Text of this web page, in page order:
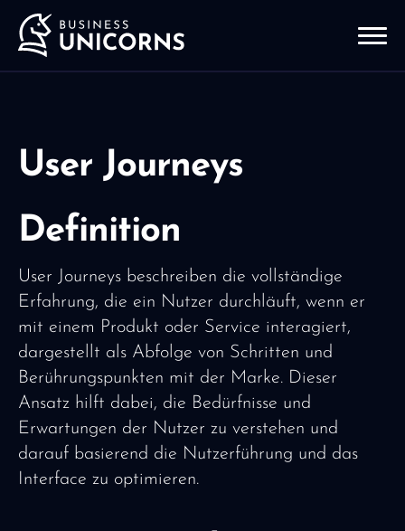
User Journeys
Definition
User Journeys beschreiben die vollständige
Erfahrung, die ein Nutzer durchläuft, wenn er
mit einem Produkt oder Service interagiert,
dargestellt als Abfolge von Schritten und
Berührungspunkten mit der Marke. Dieser
Ansatz hilft dabei, die Bedürfnisse und
Erwartungen der Nutzer zu verstehen und
darauf basierend die Nutzerführung und das
Interface zu optimieren.